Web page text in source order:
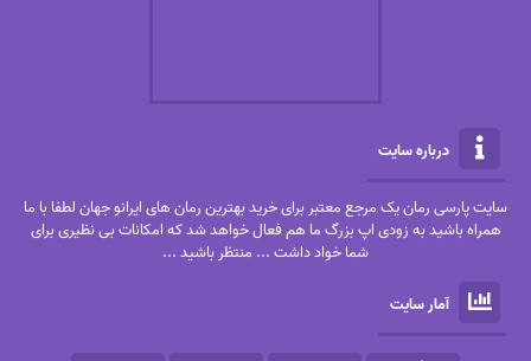
درباره سایت
سایت پارسی رمان یک مرجع معتبر برای خرید بهترین رمان های ایرانو جهان لطفا با ما
همراه باشید به زودی اپ بزرگ ما هم فعال خواهد شد که امکانات بی نظیری برای
شما خواد داشت ... منتظر باشید ...
آمار سایت